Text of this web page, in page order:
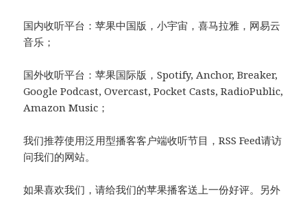
国内收听平台：苹果中国版，小宇宙，喜马拉雅，网易云
音乐；
国外收听平台：苹果国际版，Spotify, Anchor, Breaker,
Google Podcast, Overcast, Pocket Casts, RadioPublic,
Amazon Music；
我们推荐使用泛用型播客客户端收听节目，RSS Feed请访
问我们的网站。
如果喜欢我们，请给我们的苹果播客送上一份好评。另外